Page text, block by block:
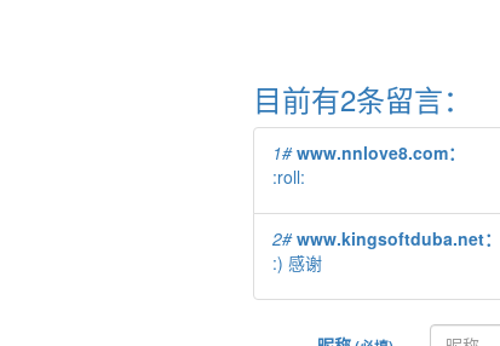
目前有2条留言：
1#www.nnlove8.com：
:roll:
2#www.kingsoftduba.net：
:) 感谢